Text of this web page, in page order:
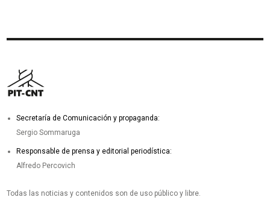
Secretaría de Comunicación y propaganda:
Sergio Sommaruga
Responsable de prensa y editorial periodística:
Alfredo Percovich
Todas las noticias y contenidos son de uso público y libre.